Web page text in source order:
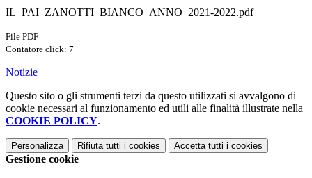
IL_PAI_ZANOTTI_BIANCO_ANNO_2021-2022.pdf
File PDF
Contatore click: 7
Notizie
Questo sito o gli strumenti terzi da questo utilizzati si avvalgono di
cookie necessari al funzionamento ed utili alle finalità illustrate nella
COOKIE POLICY.
Personalizza Rifiuta tutti i cookies Accetta tutti i cookies
Gestione cookie